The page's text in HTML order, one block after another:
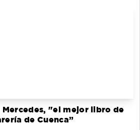
Mercedes, "el mejor libro de
de Cuenca”